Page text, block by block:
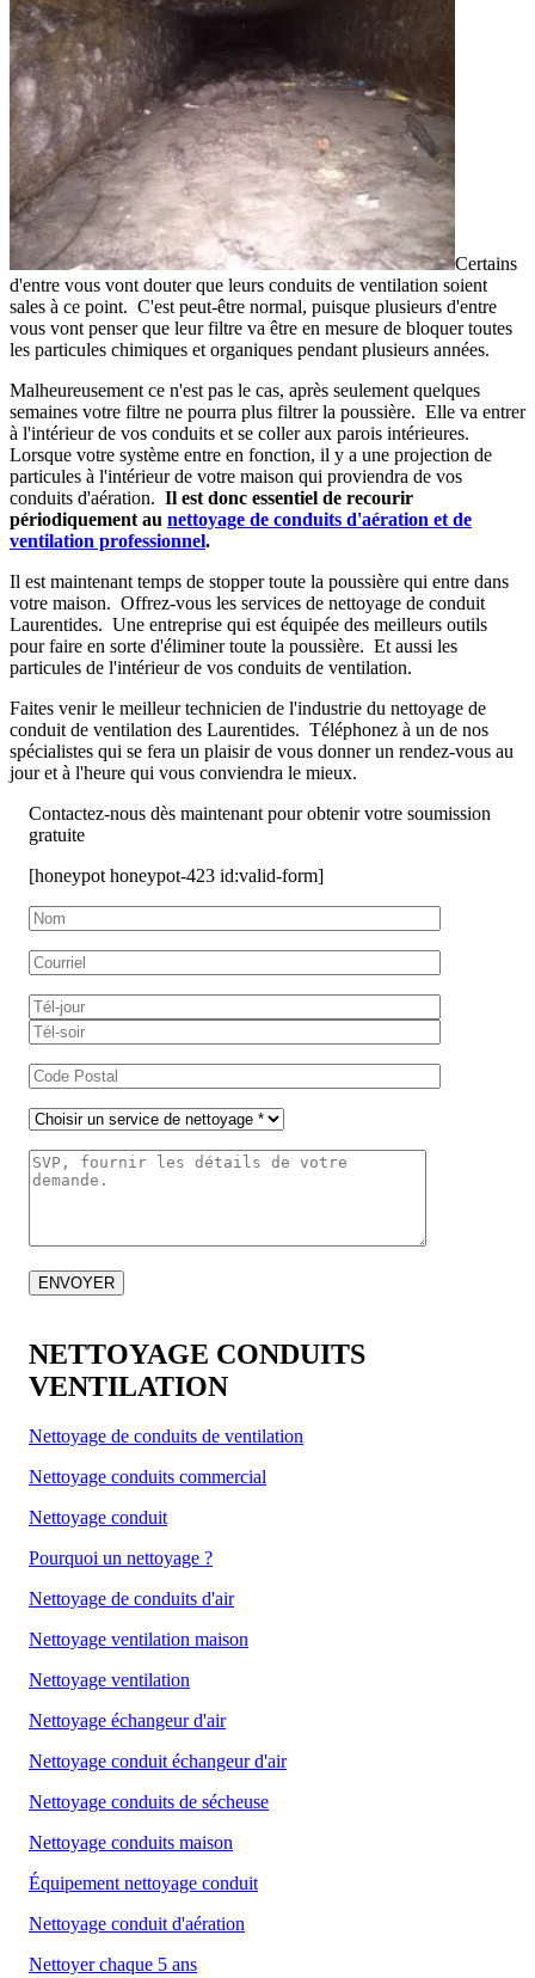
Certains
d'entre vous vont douter que leurs conduits de ventilation soient
sales à ce point. C'est peut-être normal, puisque plusieurs d'entre
vous vont penser que leur filtre va être en mesure de bloquer toutes
les particules chimiques et organiques pendant plusieurs années.
Malheureusement ce n'est pas le cas, après seulement quelques
semaines votre filtre ne pourra plus filtrer la poussière. Elle va entrer
à l'intérieur de vos conduits et se coller aux parois intérieures.
Lorsque votre système entre en fonction, il y a une projection de
particules à l'intérieur de votre maison qui proviendra de vos
conduits d'aération. Il est donc essentiel de recourir
périodiquement au nettoyage de conduits d'aération et de
ventilation professionnel.
Il est maintenant temps de stopper toute la poussière qui entre dans
votre maison. Offrez-vous les services de nettoyage de conduit
Laurentides. Une entreprise qui est équipée des meilleurs outils
pour faire en sorte d'éliminer toute la poussière. Et aussi les
particules de l'intérieur de vos conduits de ventilation.
Faites venir le meilleur technicien de l'industrie du nettoyage de
conduit de ventilation des Laurentides. Téléphonez à un de nos
spécialistes qui se fera un plaisir de vous donner un rendez-vous au
jour et à l'heure qui vous conviendra le mieux.
Contactez-nous dès maintenant pour obtenir votre soumission
gratuite
[honeypot honeypot-423 id:valid-form]
NETTOYAGE CONDUITS
VENTILATION
Nettoyage de conduits de ventilation
Nettoyage conduits commercial
Nettoyage conduit
Pourquoi un nettoyage ?
Nettoyage de conduits d'air
Nettoyage ventilation maison
Nettoyage ventilation
Nettoyage échangeur d'air
Nettoyage conduit échangeur d'air
Nettoyage conduits de sécheuse
Nettoyage conduits maison
Équipement nettoyage conduit
Nettoyage conduit d'aération
Nettoyer chaque 5 ans